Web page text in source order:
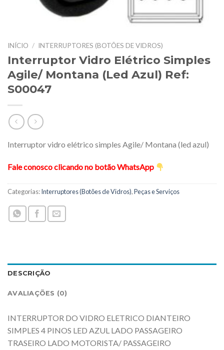
INÍCIO / INTERRUPTORES (BOTÕES DE VIDROS)
Interruptor Vidro Elétrico Simples
Agile/ Montana (Led Azul) Ref:
S00047
Interruptor vidro elétrico simples Agile/ Montana (led azul)
Fale conosco clicando no botão WhatsApp
Categorias:Interruptores (Botões de Vidros),Peças e Serviços
DESCRIÇÃO
AVALIAÇÕES (0)
INTERRUPTOR DO VIDRO ELETRICO DIANTEIRO
SIMPLES 4 PINOS LED AZUL LADO PASSAGEIRO
TRASEIRO LADO MOTORISTA/ PASSAGEIRO